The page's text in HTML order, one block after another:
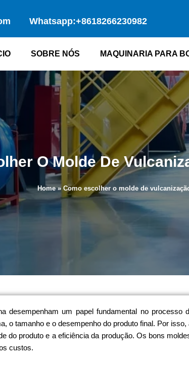
Whatsapp:+8618266230982
SOBRE NÓS MAQUINARIA PARA
O Molde De
Home» Como escolher o molde de
desempenham um papel fundamental no processo
o tamanho e o desempenho do produto final. Por isso,
do produto e a eficiência da produção. Os bons
custos.